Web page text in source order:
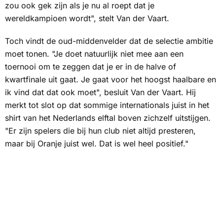
zou ook gek zijn als je nu al roept dat je
wereldkampioen wordt", stelt Van der Vaart.
Toch vindt de oud-middenvelder dat de selectie ambitie
moet tonen. "Je doet natuurlijk niet mee aan een
toernooi om te zeggen dat je er in de halve of
kwartfinale uit gaat. Je gaat voor het hoogst haalbare en
ik vind dat dat ook moet", besluit Van der Vaart. Hij
merkt tot slot op dat sommige internationals juist in het
shirt van het Nederlands elftal boven zichzelf uitstijgen.
"Er zijn spelers die bij hun club niet altijd presteren,
maar bij Oranje juist wel. Dat is wel heel positief."